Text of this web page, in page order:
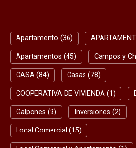
Apartamento (36)
Apartamentos (45) Campos y
CASA (84) Casas (78)
COOPERATIVA DE VIVIENDA (1)
Galpones (9) Inversiones (2)
Local Comercial (15)